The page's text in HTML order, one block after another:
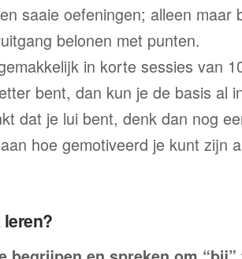
saaie oefeningen; alleen maar
belonen met punten.
in korte sessies van
bent, dan kun je de basis al
dat je lui bent, denk dan nog
hoe gemotiveerd je kunt zijn
leren?